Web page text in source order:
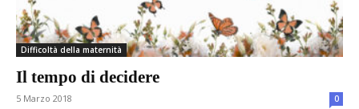
Difficoltà della maternità
Il tempo di decidere
5 Marzo 2018 0